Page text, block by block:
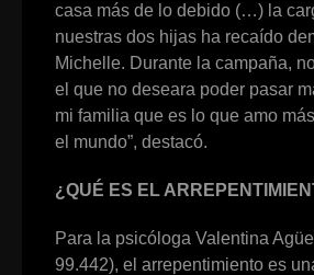
casa más de lo debido (…) la
nuestras dos hijas ha recaído
Michelle. Durante la campaña,
el que no deseara poder pasar
mi familia que es lo que amo
el mundo”, destacó.
¿QUÉ ES EL
Para la psicóloga Valentina
99.442), el arrepentimiento es